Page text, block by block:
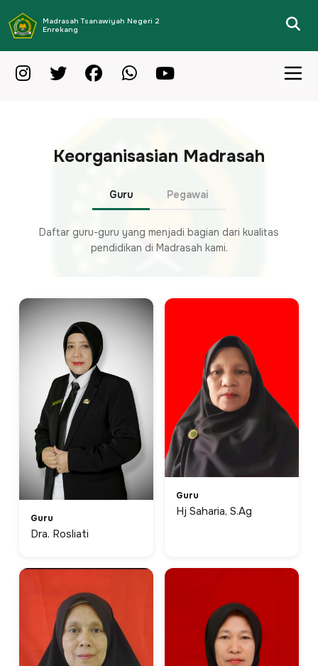
Madrasah Tsanawiyah Negeri 2
Enrekang
Keorganisasian Madrasah
Guru Pegawai
Daftar guru-guru yang menjadi bagian dari kualitas
pendidikan di Madrasah kami.
Guru
Dra. Rosliati
Guru
Hj Saharia, S.Ag